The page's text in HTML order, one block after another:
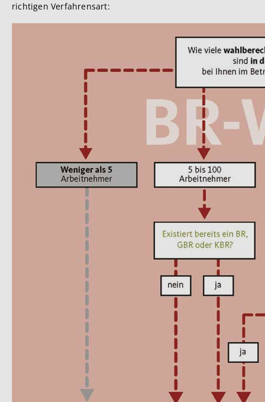
richtigen Verfahrensart: